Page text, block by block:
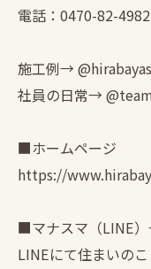
電話：0470-82-4982
施工例→
社員の日常→
■ホームページ
https://
■マナスマ（LINE
LINEにて住まいの